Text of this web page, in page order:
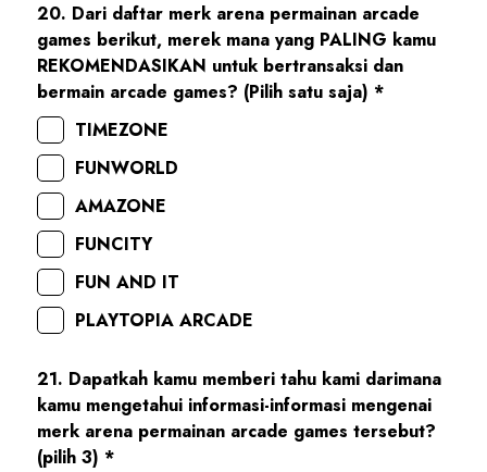
20. Dari daftar merk arena permainan arcade
games berikut, merek mana yang PALING kamu
REKOMENDASIKAN untuk bertransaksi dan
bermain arcade games? (Pilih satu saja) *
TIMEZONE
FUNWORLD
AMAZONE
FUNCITY
FUN AND IT
PLAYTOPIA ARCADE
21. Dapatkah kamu memberi tahu kami darimana
kamu mengetahui informasi-informasi mengenai
merk arena permainan arcade games tersebut?
(pilih 3) *